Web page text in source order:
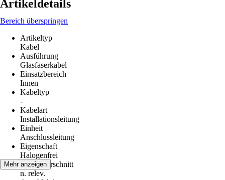
Artikeldetails
Bereich überspringen
Artikeltyp
Kabel
Ausführung
Glasfaserkabel
Einsatzbereich
Innen
Kabeltyp
-
Kabelart
Installationsleitung
Einheit
Anschlussleitung
Eigenschaft
Halogenfrei
Leiterquerschnitt
n. relev.
Mehr anzeigen